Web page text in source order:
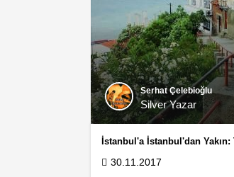
Serhat Çelebioğlu
Silver Yazar
İstanbul'a İstanbul'dan
30.11.2017